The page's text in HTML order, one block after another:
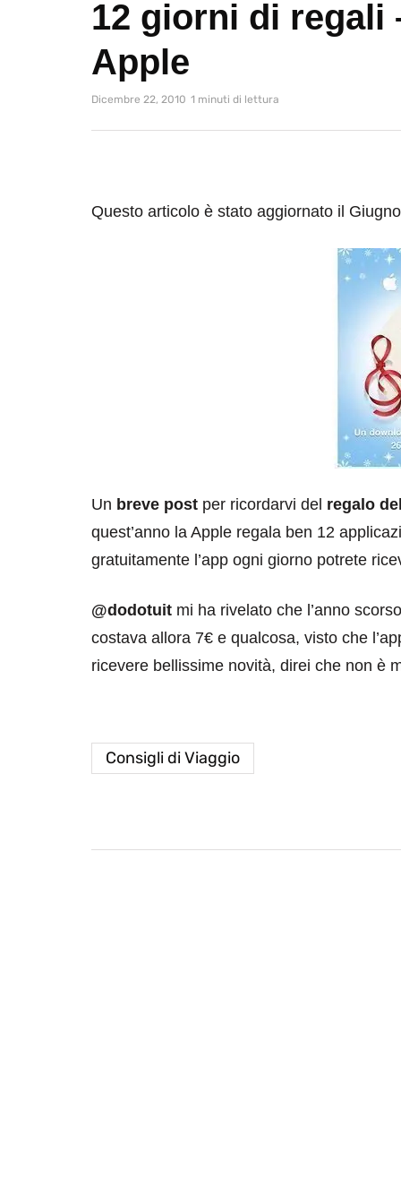
12 giorni di regali
Apple
Dicembre 22, 2010 1 minuti di lettura
Questo articolo è stato aggiornato il
Un breve post per ricordarvi del regalo
quest’anno la Apple regala ben 12
gratuitamente l’app ogni giorno potrete
@dodotuit mi ha rivelato che l’anno
costava allora 7€ e qualcosa, visto che
ricevere bellissime novità, direi che non è
Consigli di Viaggio